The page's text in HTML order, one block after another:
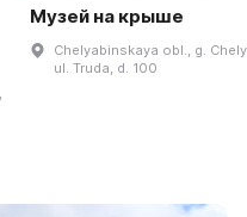
Музей на крыше
Chelyabinskaya obl., g.
ul. Truda, d. 100